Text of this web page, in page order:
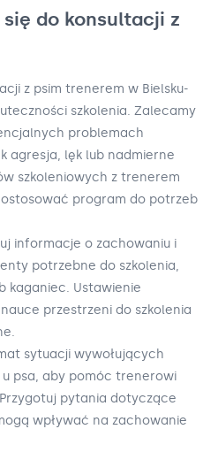
do konsultacji z
z psim trenerem w Bielsku-
szkolenia. Zalecamy
problemach
agresja, lęk lub nadmierne
szkoleniowych z trenerem
program do potrzeb
informacje o zachowaniu i
potrzebne do szkolenia,
kaganiec. Ustawienie
przestrzeni do szkolenia
sytuacji wywołujących
psa, aby pomóc trenerowi
pytania dotyczące
wpływać na zachowanie